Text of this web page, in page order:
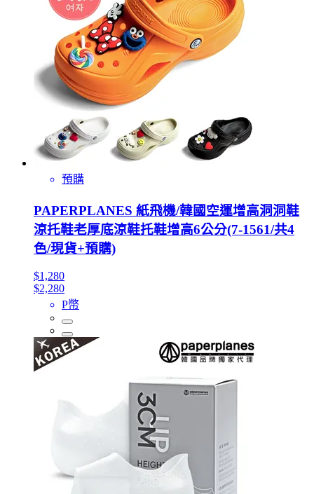
預購
PAPERPLANES 紙飛機/韓國空運增高洞洞鞋
涼托鞋老厚底涼鞋托鞋增高6公分(7-1561/共4
色/現貨+預購)
$1,280
$2,280
P幣